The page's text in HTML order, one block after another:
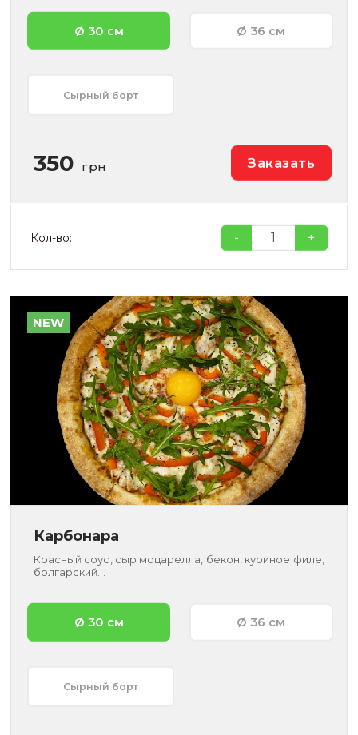
Ø 30 см Ø 36 см
Сырный борт
350 грн Заказать
Кол-во: - +
NEW
Карбонара
Красный соус, сыр моцарелла, бекон, куриное филе,
болгарский...
Ø 30 см Ø 36 см
Сырный борт